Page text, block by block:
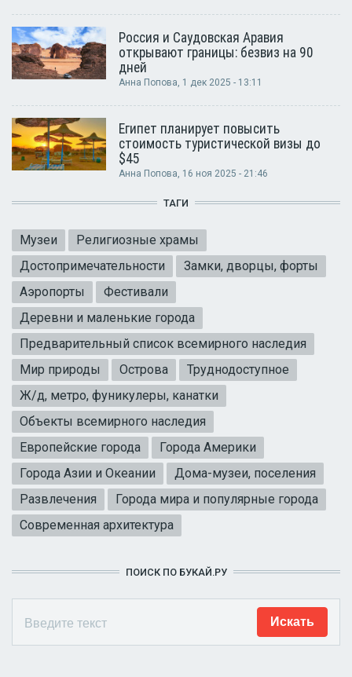
Россия и Саудовская Аравия
открывают границы: безвиз на 90
дней
Анна Попова, 1 дек 2025 - 13:11
Египет планирует повысить
стоимость туристической визы до
$45
Анна Попова, 16 ноя 2025 - 21:46
ТАГИ
Музеи
Религиозные храмы
Достопримечательности
Замки, дворцы, форты
Аэропорты
Фестивали
Деревни и маленькие города
Предварительный список всемирного наследия
Мир природы
Острова
Труднодоступное
Ж/д, метро, фуникулеры, канатки
Объекты всемирного наследия
Европейские города
Города Америки
Города Азии и Океании
Дома-музеи, поселения
Развлечения
Города мира и популярные города
Современная архитектура
ПОИСК ПО БУКАЙ.РУ